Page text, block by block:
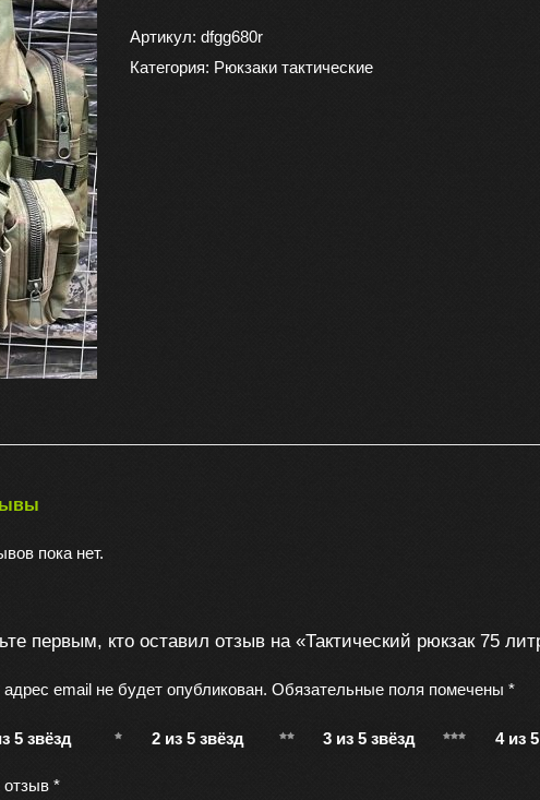
рюкзак
75
Артикул: dfgg680r
Категория: Рюкзаки тактические
пока нет.
первым, кто оставил отзыв на «Тактический рюкзак 75
email не будет опубликован. Обязательные поля помечены *
5 звёзд 2 из 5 звёзд 3 из 5 звёзд 4 из
*